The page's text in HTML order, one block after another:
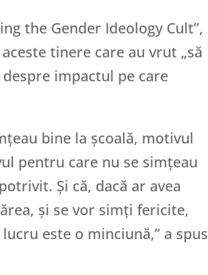
the Gender Ideology Cult”,
tinere care au vrut „să
despre impactul pe care
bine la școală, motivul
pentru care nu se simțeau
Și că, dacă ar avea
și se vor simți fericite,
este o minciună,” a spus